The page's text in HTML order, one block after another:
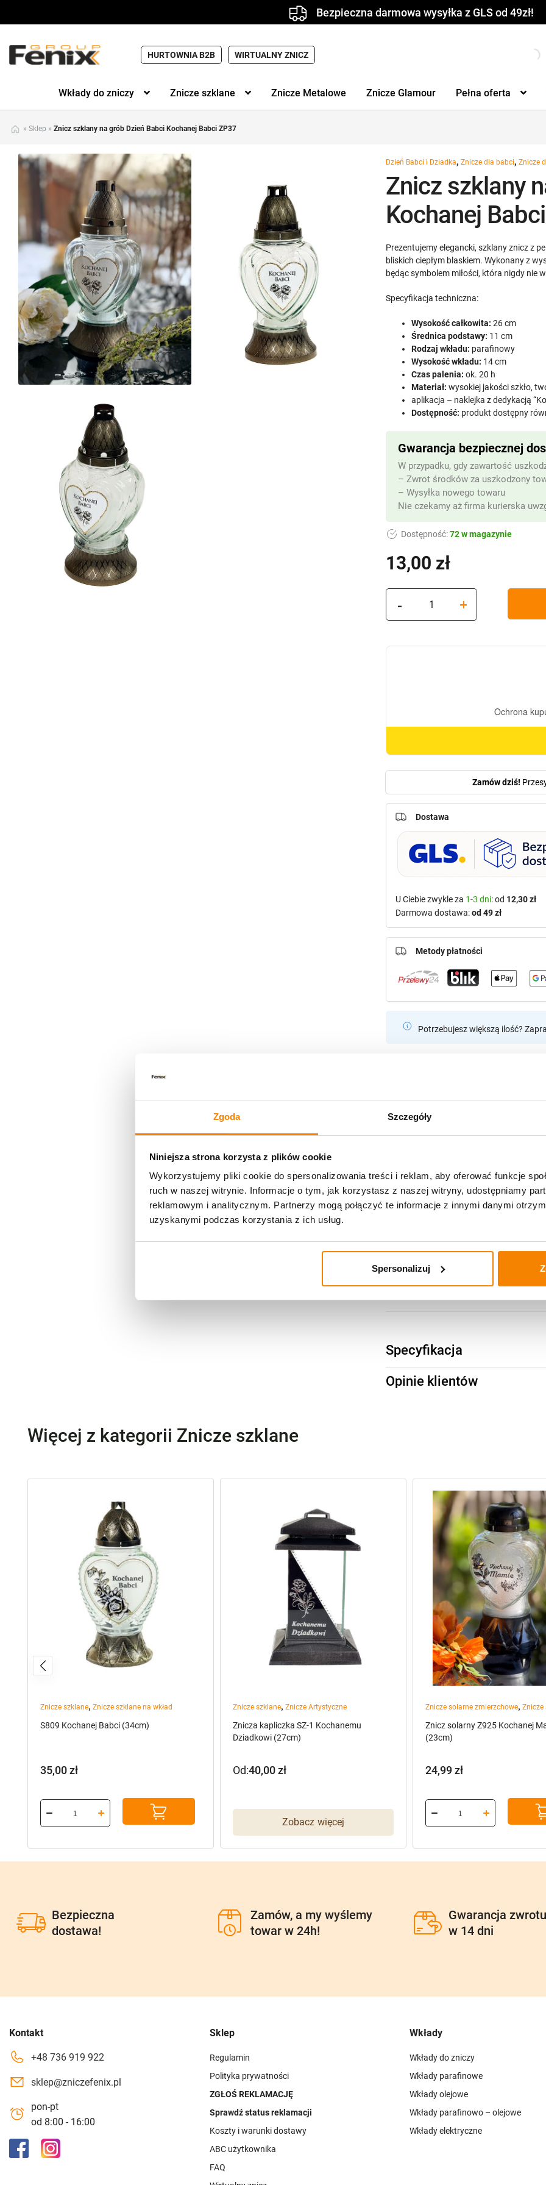
Zgoda Szczegóły
Niniejsza strona korzysta z plików cookie
Wykorzystujemy pliki cookie do spersonalizowania treści i reklam, aby oferować funkcje
ruch w naszej witrynie. Informacje o tym, jak korzystasz z naszej witryny, udostępniamy
reklamowym i analitycznym. Partnerzy mogą połączyć te informacje z innymi danymi
uzyskanymi podczas korzystania z ich usług.
Spersonalizuj
Bezpieczna darmowa wysyłka z GLS od 49zł!
HURTOWNIA B2B WIRTUALNY ZNICZ
Wkłady do zniczy Znicze szklane Znicze Metalowe Znicze Glamour Pełna oferta
» Sklep » Znicz szklany na grób Dzień Babci Kochanej Babci ZP37
Dzień Babci i Dziadka,Znicze dla babci,Znicze
Znicz szklany
Kochanej
13,00 zł
Prezentujemy elegancki, szklany znicz z
bliskich ciepłym blaskiem. Wykonany z
będąc symbolem miłości, która nigdy nie
Specyfikacja techniczna:
Wysokość całkowita: 26 cm
Średnica podstawy: 11 cm
Rodzaj wkładu: parafinowy
Wysokość wkładu: 14 cm
Czas palenia: ok. 20 h
Materiał: wysokiej jakości szkło,
aplikacja – naklejka z dedykacją
Dostępność: produkt dostępny
Dostępność:72 w magazynie
Gwarancja bezpiecznej
W przypadku, gdy zawartość
– Zwrot środków za uszkodzony
– Wysyłka nowego towaru
Nie czekamy aż firma kurierska
Potrzebujesz większą ilość?
Dostawa
U Ciebie zwykle za 1-3 dni: od 12,30 zł
Darmowa dostawa:od 49 zł
Metody płatności
Zamów dziś!
Zestaw dla
Wkład parafinowy
Świeca LED MD4
Specyfikacja
Opinie klientów
-
Znicz
+
Więcej z kategorii Znicze szklane
Znicze szklane, Znicze szklane na wkład
S809 Kochanej Babci (34cm)
35,00zł
Znicze szklane, Znicze Artystyczne
Znicza kapliczka SZ-1 Kochanemu
Dziadkowi (27cm)
Zobacz więcej
Od:40,00zł
Znicze solarne zmierzchowe, Znicze
Znicz solarny Z925 Kochanej
(23cm)
24,99zł
Bezpieczna
dostawa!
Zamów, a my wyślemy
towar w 24h!
Gwarancja zwrotu
w 14 dni
Kontakt
+48 736 919 922
sklep@zniczefenix.pl
pon-pt
od 8:00 - 16:00
Sklep
Regulamin
Polityka prywatności
ZGŁOŚ REKLAMACJĘ
Sprawdź status reklamacji
Koszty i warunki dostawy
ABC użytkownika
FAQ
Wkłady
Wkłady do zniczy
Wkłady parafinowe
Wkłady olejowe
Wkłady parafinowo – olejowe
Wkłady elektryczne